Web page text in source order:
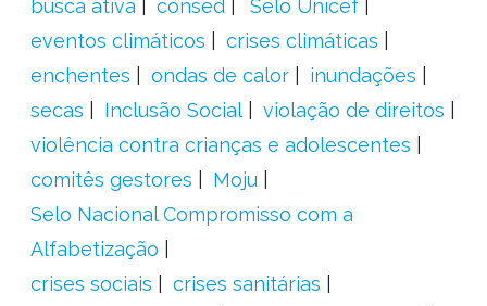
busca ativa
consed
´Selo Unicef
eventos climáticos
crises climáticas
enchentes
ondas de calor
inundações
secas
Inclusão Social
violação de direitos
violência contra crianças e adolescentes
comitês gestores
Moju
Selo Nacional Compromisso com a
Alfabetização
crises sociais
crises sanitárias